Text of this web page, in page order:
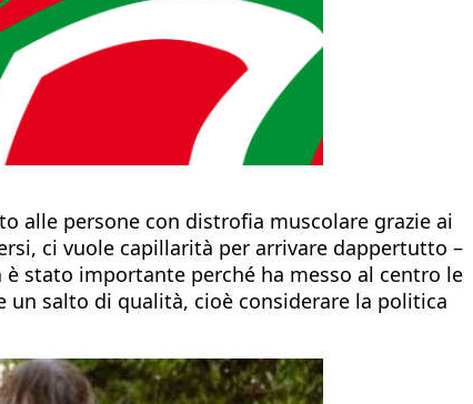
alle persone con distrofia muscolare grazie ai
ci vuole capillarità per arrivare dappertutto –
stato importante perché ha messo al centro le
salto di qualità, cioè considerare la politica